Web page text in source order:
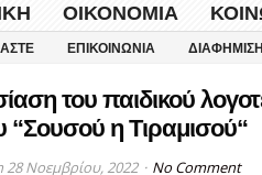
ΟΙΚΟΝΟΜΊΑ
ΕΠΙΚΟΙΝΩΝΊΑ ΔΙΑΦΉΜΙΣΗ
του παιδικού
η Τιραμισού“
28 Νοεμβρίου, 2022 No Comment